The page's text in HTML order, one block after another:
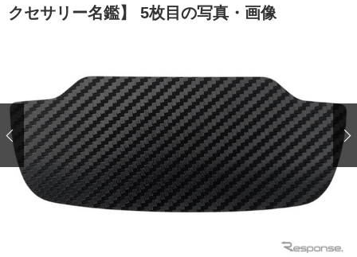
中国 四国
注目の記事
ショップレポート 愛車 File
自動車豆知識 ストップ！不具合修理＆粗悪修理
鈑金・塗装
ディテイリング
ディテイリング 洗車
ヘッドライト磨き コーティング
鈑金・塗装
小キズ直し 防錆
特集記事
クセサリー名鑑】 5枚目の写真・画像